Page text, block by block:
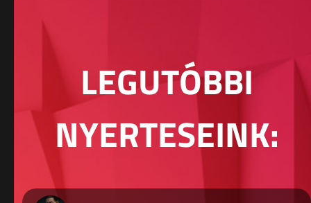
LEGUTÓBBI
NYERTESEINK: